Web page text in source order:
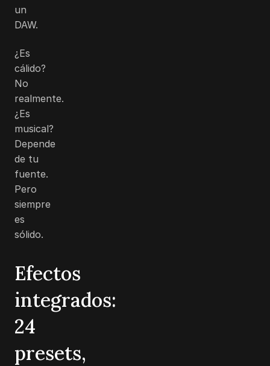
un
DAW.
¿Es
cálido?
No
realmente.
¿Es
musical?
Depende
de tu
fuente.
Pero
siempre
es
sólido.
Efectos
integrados:
24
presets,